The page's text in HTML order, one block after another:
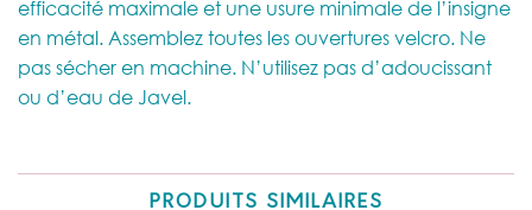
efficacité maximale et une usure minimale de l’insigne
en métal. Assemblez toutes les ouvertures velcro. Ne
pas sécher en machine. N’utilisez pas d’adoucissant
ou d’eau de Javel.
PRODUITS SIMILAIRES